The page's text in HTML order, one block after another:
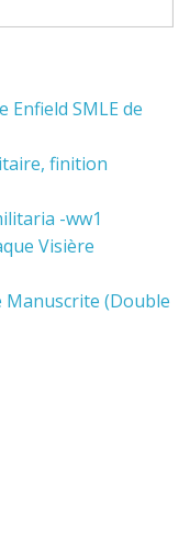
Enfield SMLE de
finition
-ww1
Visière
Manuscrite (Double